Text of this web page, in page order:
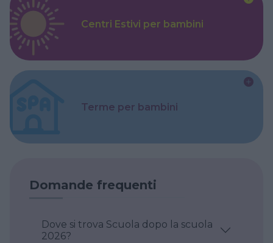
Centri Estivi per bambini
Terme per bambini
Domande frequenti
Dove si trova Scuola dopo la scuola
2026?